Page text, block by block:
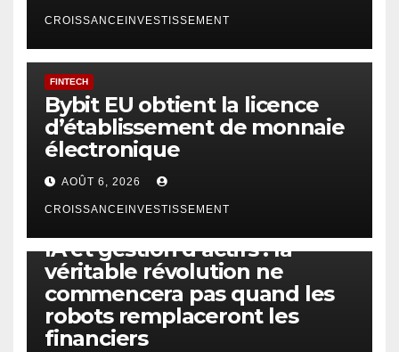
CROISSANCEINVESTISSEMENT
FINTECH
Bybit EU obtient la licence
d’établissement de monnaie
électronique
AOÛT 6, 2026
CROISSANCEINVESTISSEMENT
IA et gestion d’actifs : la
véritable révolution ne
commencera pas quand les
robots remplaceront les
financiers